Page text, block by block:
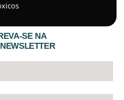
SE NA